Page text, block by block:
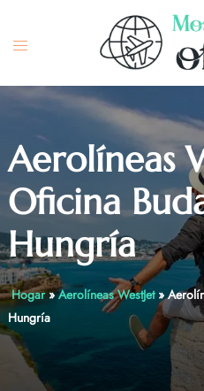
content
Toggle
Aerolíneas
Oficina
Hungría
Hogar»Aerolíneas WestJet»
Hungría